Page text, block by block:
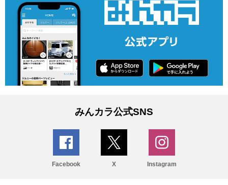
みんカラ公式SNS
Facebook X Instagram